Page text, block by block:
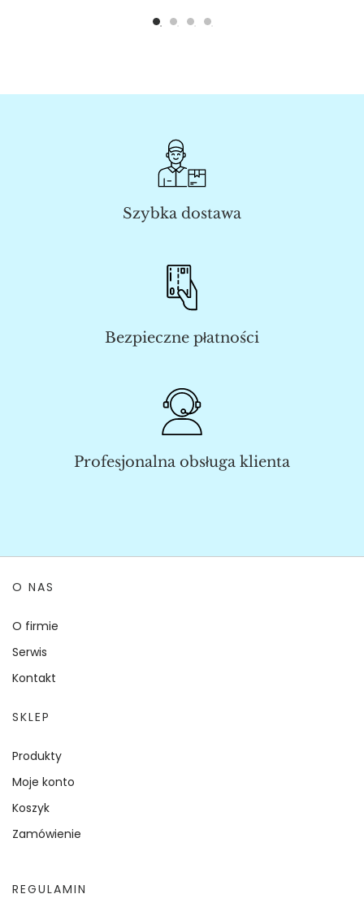
Szybka dostawa
Bezpieczne płatności
Profesjonalna obsługa klienta
O NAS
O firmie
Serwis
Kontakt
SKLEP
Produkty
Moje konto
Koszyk
Zamówienie
REGULAMIN